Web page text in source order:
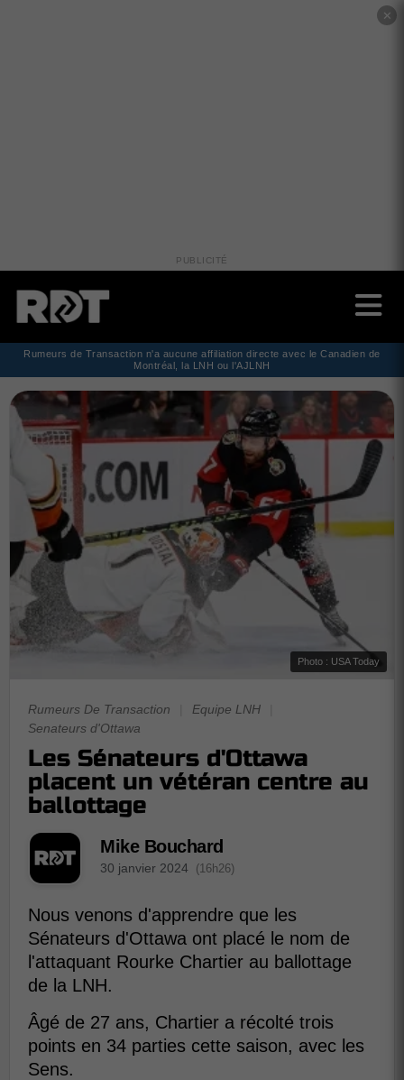
✕
PUBLICITÉ
Rumeurs de Transaction n'a aucune affiliation directe avec le Canadien de
Montréal, la LNH ou l'AJLNH
Photo : USA Today
Rumeurs De Transaction Equipe LNH
Senateurs d'Ottawa
Les Sénateurs d'Ottawa
placent un vétéran centre au
ballottage
Mike Bouchard
30 janvier 2024 (16h26)
Nous venons d'apprendre que les
Sénateurs d'Ottawa ont placé le nom de
l'attaquant Rourke Chartier au ballottage
de la LNH.
Âgé de 27 ans, Chartier a récolté trois
points en 34 parties cette saison, avec les
Sens.